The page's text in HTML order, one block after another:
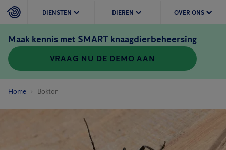
DIENSTEN DIEREN OVER ONS
Maak kennis met SMART knaagdierbeheersing
VRAAG NU DE DEMO AAN
Home Boktor